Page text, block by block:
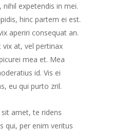
nihil expetendis in mei.
hinc partem ei est.
aperiri consequat an.
vix at, vel pertinax
mea et. Mea
id. Vis ei
eu qui purto zril.
amet, te ridens
qui, per enim veritus